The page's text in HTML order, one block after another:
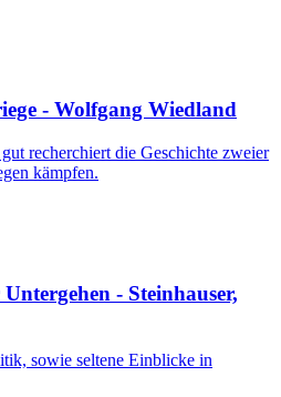
- Wolfgang Wiedland
recherchiert die Geschichte zweier
kämpfen.
- Steinhauser,
sowie seltene Einblicke in